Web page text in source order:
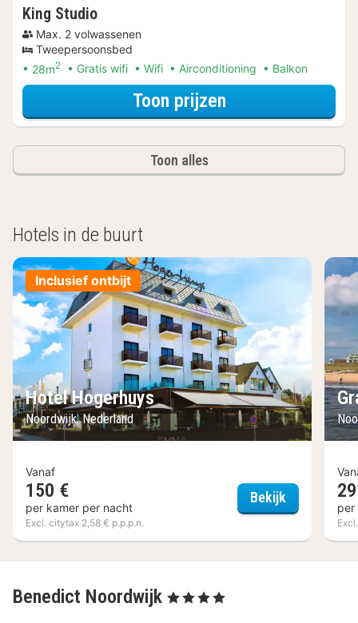
King Studio
Max. 2 volwassenen
Tweepersoonsbed
28m2 Gratis wifi Wifi Airconditioning Balkon
Toon prijzenvoor Beleef de
Toon alles
Hotels in de buurt
Inclusief ontbijt
Hotel Hogerhuys
Noordwijk, Nederland
Vanaf
150 €
per kamer per nacht
Excl. citytax 2,58 € p.p.p.n.
Bekijk Hotel
per
Benedict Noordwijk , 4 Sterren